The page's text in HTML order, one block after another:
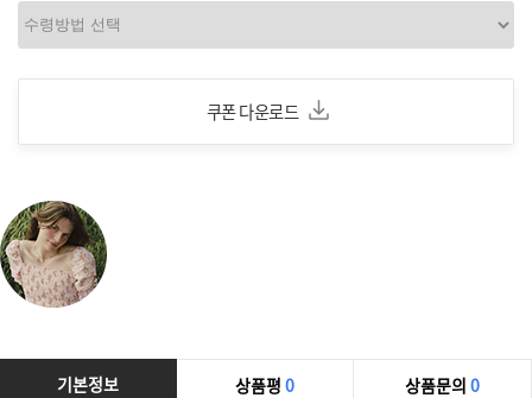
쿠폰 다운로드
기본정보 상품평 0 상품문의 0